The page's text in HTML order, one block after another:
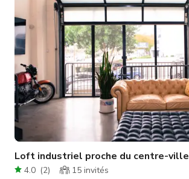
datant de 1925, à l'origine une
Loft industriel proche du centre-ville
4.0 (2) 15 invités